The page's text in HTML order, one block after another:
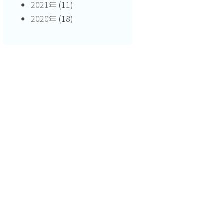
2021年 (11)
2020年 (18)